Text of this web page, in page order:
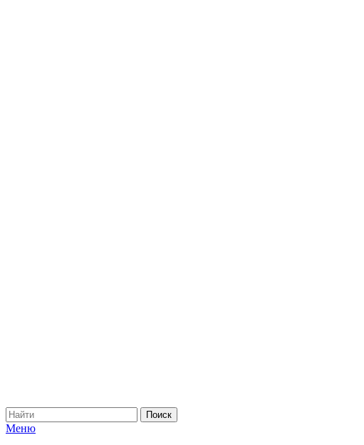
Меню